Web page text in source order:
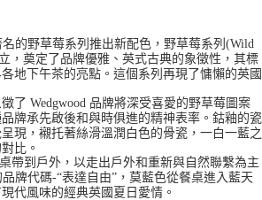
名的野草莓系列推出新配色，野草莓系列(Wild
，奠定了品牌優雅、英式古典的象徵性，其標
地下午茶的亮點。這個系列再現了慵懶的英國
了 Wedgwood 品牌將深受喜愛的野草莓圖案
牌承先啟後和與時俱進的精神表率。鈷釉的瓷
現，襯托著絲滑溫潤白色的骨瓷，一白一藍之
比。
帶到戶外，以走出戶外和重新與自然聯繫為主
品牌代碼-“表達自由”，莫藍色從餐桌進入藍天
代風味的經典英國夏日愛情。